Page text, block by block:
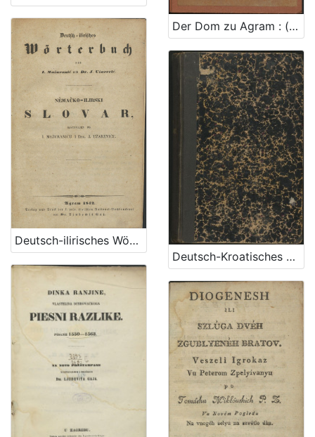
Der Dom zu Agram : (mit 1 Tafel und XXVII Holzschnitten) / beschrieben von Karl Weiss ; [autor crteža J. Lippert]
Deutsch-ilirisches Wörterbuch / sastavljen po I. Mažuraniću i J. Užareviću
Deutsch-Kroatisches Wörterbuch / von Bogoslav Šulek